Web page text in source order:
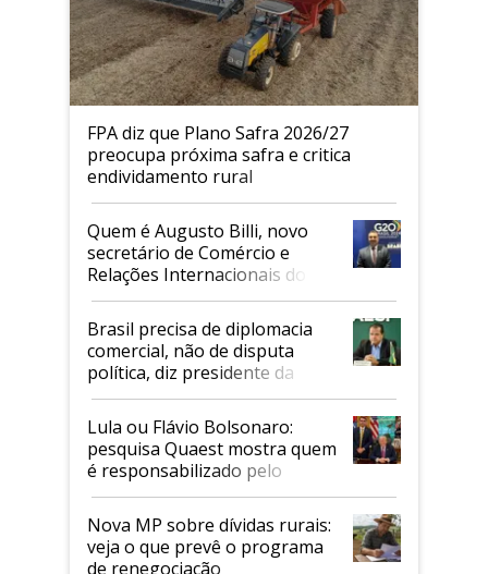
FPA diz que Plano Safra 2026/27
preocupa próxima safra e critica
endividamento rural
Quem é Augusto Billi, novo
secretário de Comércio e
Relações Internacionais do
Mapa
Brasil precisa de diplomacia
comercial, não de disputa
política, diz presidente da
Faesp
Lula ou Flávio Bolsonaro:
pesquisa Quaest mostra quem
é responsabilizado pelo
tarifaço dos EUA
Nova MP sobre dívidas rurais:
veja o que prevê o programa
de renegociação